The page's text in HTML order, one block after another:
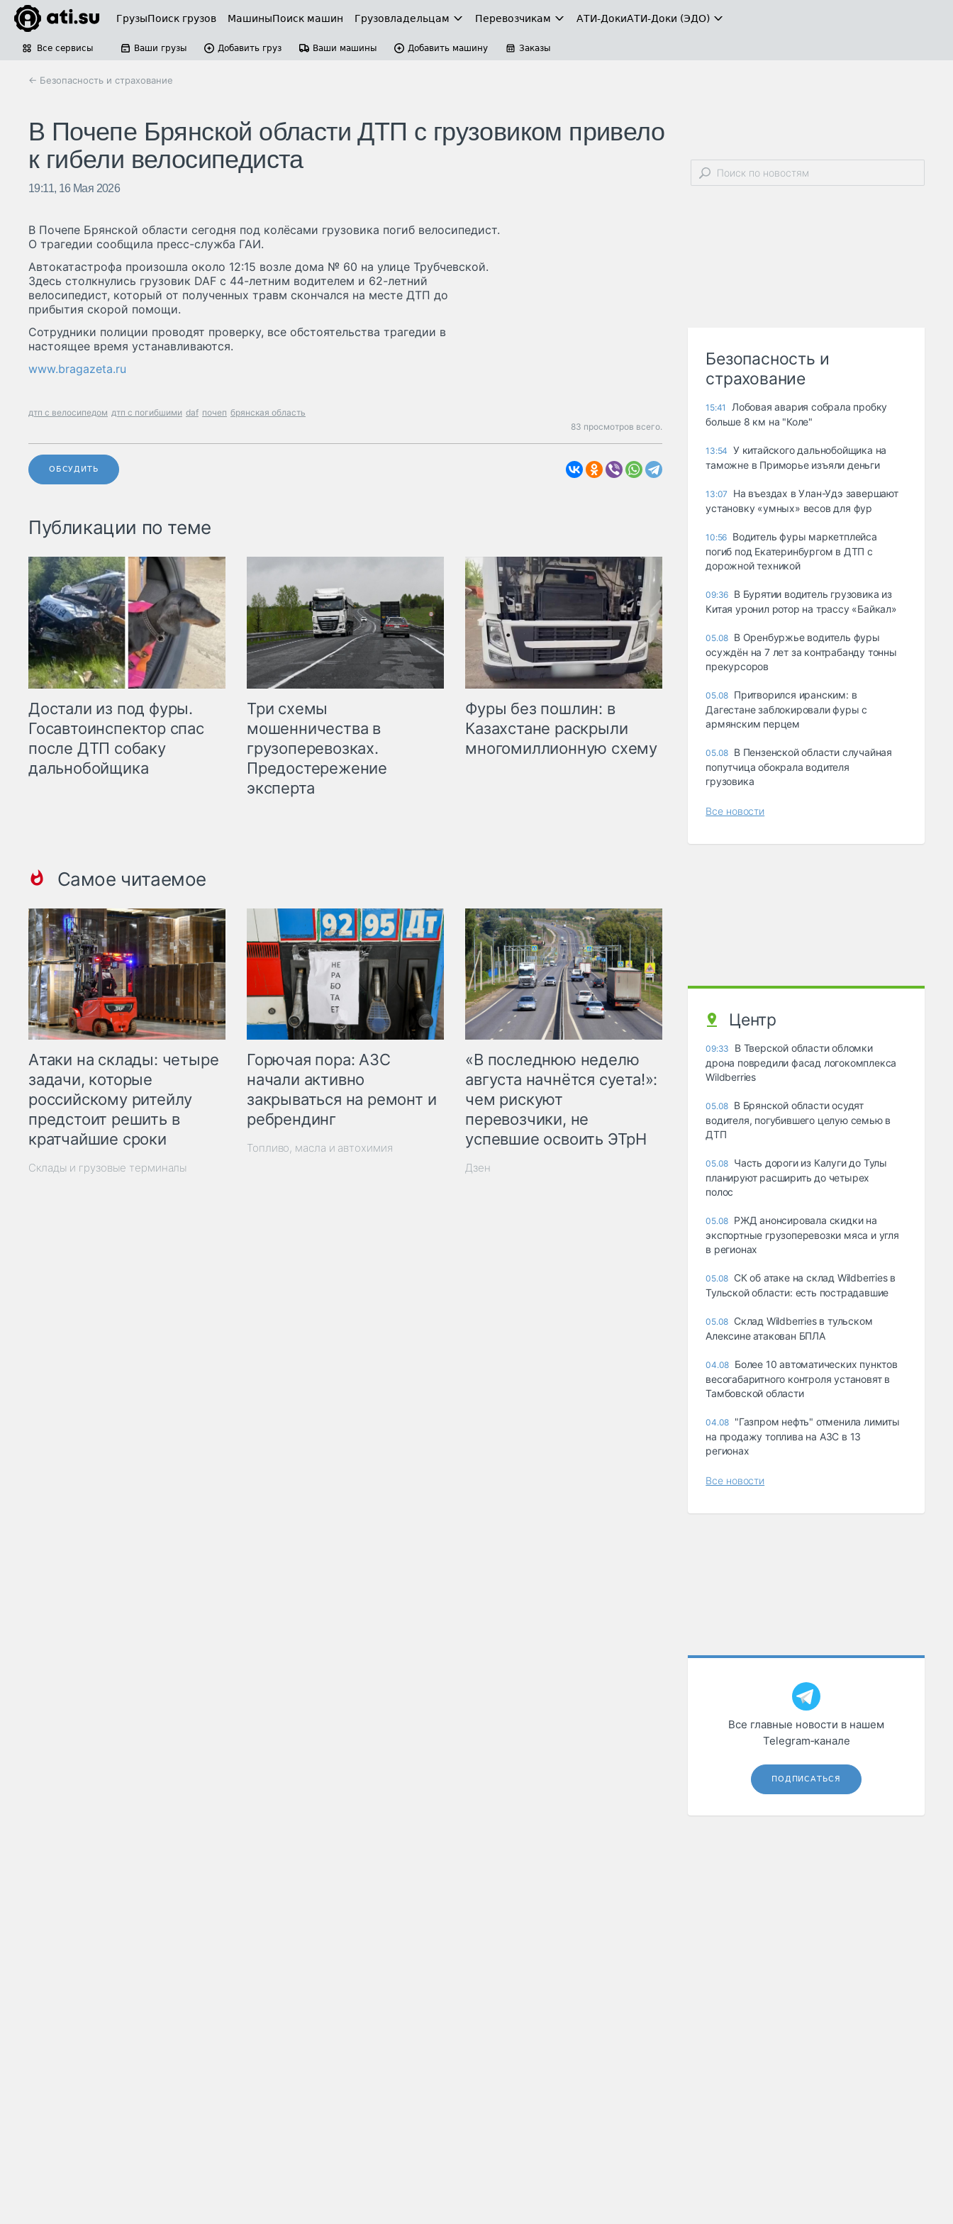
ГрузыПоиск грузов МашиныПоиск машин Грузовладельцам Перевозчикам АТИ-ДокиАТИ-Доки (ЭДО)
Все сервисы Ваши грузы Добавить груз Ваши машины Добавить машину Заказы
← Безопасность и страхование
В Почепе Брянской области ДТП с грузовиком привело
к гибели велосипедиста
19:11, 16 Мая 2026
В Почепе Брянской области сегодня под колёсами грузовика погиб велосипедист.
О трагедии сообщила пресс-служба ГАИ.
Автокатастрофа произошла около 12:15 возле дома № 60 на улице Трубчевской.
Здесь столкнулись грузовик DAF с 44-летним водителем и 62-летний
велосипедист, который от полученных травм скончался на месте ДТП до
прибытия скорой помощи.
Сотрудники полиции проводят проверку, все обстоятельства трагедии в
настоящее время устанавливаются.
www.bragazeta.ru
дтп с велосипедом дтп с погибшими daf почеп брянская область
83 просмотров всего.
ОБСУДИТЬ
Публикации по теме
Достали из под фуры.
Госавтоинспектор спас
после ДТП собаку
дальнобойщика
Три схемы
мошенничества в
грузоперевозках.
Предостережение
эксперта
Фуры без пошлин: в
Казахстане раскрыли
многомиллионную схему
Самое читаемое
Атаки на склады: четыре
задачи, которые
российскому ритейлу
предстоит решить в
кратчайшие сроки
Склады и грузовые терминалы
Горючая пора: АЗС
начали активно
закрываться на ремонт и
ребрендинг
Топливо, масла и автохимия
«В последнюю неделю
августа начнётся суета!»:
чем рискуют
перевозчики, не
успевшие освоить ЭТрН
Дзен
Безопасность и
страхование
15:41
Лобовая авария собрала пробку
больше 8 км на "Коле"
13:54
У китайского дальнобойщика на
таможне в Приморье изъяли деньги
13:07
Ha въeздax в Улaн-Удэ зaвepшaют
ycтaнoвкy «yмныx» вecoв для фyp
10:56 Водитель фуры маркетплейса
погиб под Екатеринбургом в ДТП с
дорожной техникой
09:36 В Бурятии водитель грузовика из
Китая уронил ротор на трассу «Байкал»
05.08 В Оренбуржье водитель фуры
осуждён на 7 лет за контрабанду тонны
прекурсоров
05.08 Притворился иранским: в
Дагестане заблокировали фуры с
армянским перцем
05.08 В Пензенской области случайная
попутчица обокрала водителя
грузовика
Все новости
Центр
09:33
В Тверской области обломки
дрона повредили фасад логокомплекса
Wildberries
05.08 В Брянской области осудят
водителя, погубившего целую семью в
ДТП
05.08 Часть дороги из Калуги до Тулы
планируют расширить до четырех
полос
05.08 РЖД анонсировала скидки на
экспортные грузоперевозки мяса и угля
в регионах
05.08 СК об атаке на склад Wildberries в
Тульской области: есть пострадавшие
05.08 Склад Wildberries в тульском
Алексине атакован БПЛА
04.08 Более 10 автоматических пунктов
весогабаритного контроля установят в
Тамбовской области
04.08 "Газпром нефть" отменила лимиты
на продажу топлива на АЗС в 13
регионах
Все новости
Все главные новости в нашем
Telegram‑канале
ПОДПИСАТЬСЯ